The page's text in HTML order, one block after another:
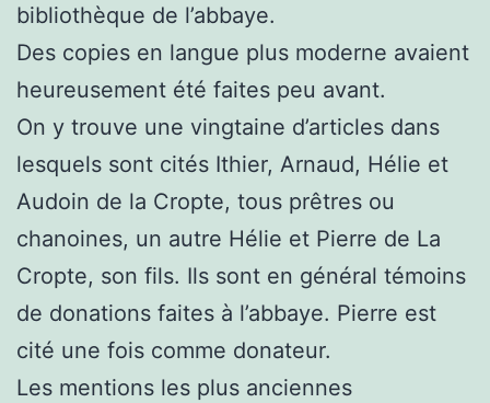
bibliothèque de l’abbaye.
Des copies en langue plus moderne avaient
heureusement été faites peu avant.
On y trouve une vingtaine d’articles dans
lesquels sont cités Ithier, Arnaud, Hélie et
Audoin de la Cropte, tous prêtres ou
chanoines, un autre Hélie et Pierre de La
Cropte, son fils. Ils sont en général témoins
de donations faites à l’abbaye. Pierre est
cité une fois comme donateur.
Les mentions les plus anciennes